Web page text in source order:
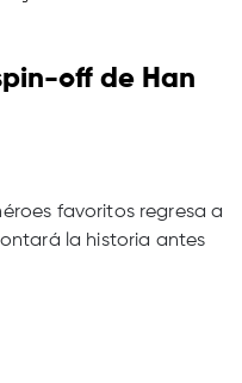
off de Han
favoritos regresa a
la historia antes